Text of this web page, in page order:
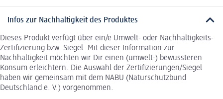
Infos zur Nachhaltigkeit des Produktes
Dieses Produkt verfügt über ein/e Umwelt- oder Nachhaltigkeits-
Zertifizierung bzw. Siegel. Mit dieser Information zur
Nachhaltigkeit möchten wir Dir einen (umwelt-) bewussteren
Konsum erleichtern. Die Auswahl der Zertifizierungen/Siegel
haben wir gemeinsam mit dem NABU (Naturschutzbund
Deutschland e. V.) vorgenommen.